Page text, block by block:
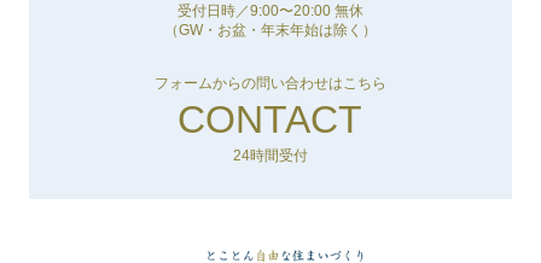
受付日時／9:00〜20:00 無休
（GW・お盆・年末年始は除く）
フォームからの問い合わせはこちら
CONTACT
24時間受付